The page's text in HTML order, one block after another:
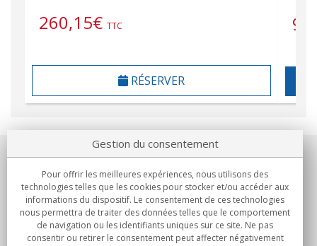
260,15€ TTC
RÉSERVER
Notre société
Engagements
Achats
Gestion du consentement
Pour offrir les meilleures expériences, nous utilisons des
technologies telles que les cookies pour stocker et/ou accéder aux
informations du dispositif. Le consentement de ces technologies
nous permettra de traiter des données telles que le comportement
de navigation ou les identifiants uniques sur ce site. Ne pas
consentir ou retirer le consentement peut affecter négativement